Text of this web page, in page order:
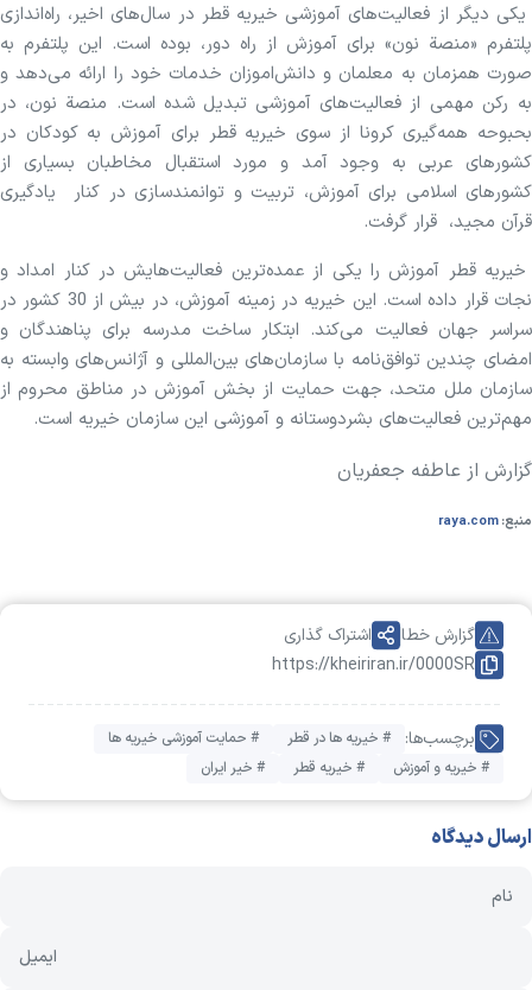
یکی دیگر از فعالیت‌های آموزشی خیریه قطر در سال‌های اخیر، راه‌اندازی
پلتفرم «منصة نون» برای آموزش از راه دور، بوده است. این پلتفرم به
صورت همزمان به معلمان و دانش‌اموزان خدمات خود را ارائه می‌دهد و
به رکن مهمی از فعالیت‌های آموزشی تبدیل شده است. منصة نون، در
بحبوحه همه‌گیری کرونا از سوی خیریه قطر برای آموزش به کودکان در
کشورهای عربی به وجود آمد و مورد استقبال مخاطبان بسیاری از
کشورهای اسلامی برای آموزش، تربیت و توانمندسازی در کنار یادگیری
قرآن مجید، قرار گرفت.
خیریه قطر آموزش را یکی از عمده‌ترین فعالیت‌هایش در کنار امداد و
نجات قرار داده است. این خیریه در زمینه آموزش، در بیش از 30 کشور در
سراسر جهان فعالیت می‌کند. ابتکار ساخت مدرسه برای پناهندگان و
امضای چندین توافق‌نامه با سازمان‌های بین‌المللی و آژانس‌های وابسته به
سازمان ملل متحد، جهت حمایت از بخش آموزش در مناطق محروم از
مهم‌ترین فعالیت‌های بشردوستانه و آموزشی این سازمان خیریه است.
گزارش از عاطفه جعفریان
منبع:raya.com
https://kheiriran.ir/0000SR
گزارش خطا اشتراک گذاری
برچسب‌ها: # خیریه ها در قطر
# حمایت آموزشی خیریه ها
# خیریه و آموزش
# خیریه قطر # خیر ایران
ارسال دیدگاه